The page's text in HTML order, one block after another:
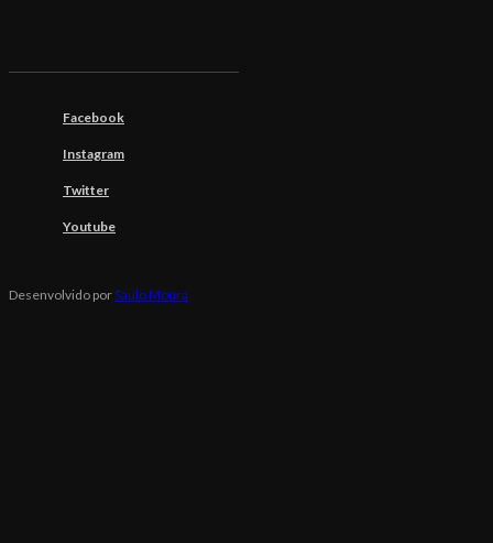
Facebook
Instagram
Twitter
Youtube
Desenvolvido porSaulo Moura